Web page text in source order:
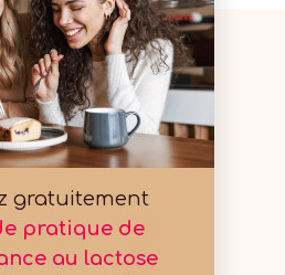
Physiosynthèse
Lyon 75012 Paris
to Friday,
70 70 87
price
gratuitement
pratique de
au lactose